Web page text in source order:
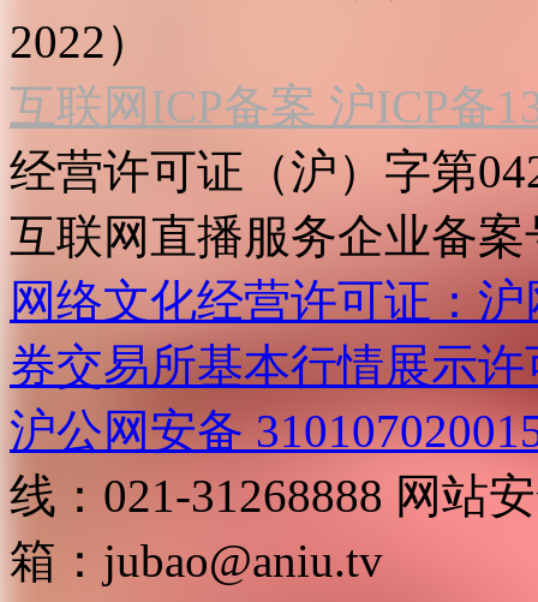
2022）
互联网ICP备案 沪ICP备
经营许可证（沪）字第
互联网直播服务企业备案
网络文化经营许可证：
券交易所基本行情展示许
沪公网安备
线：021-31268888 网站
箱： jubao@aniu.tv